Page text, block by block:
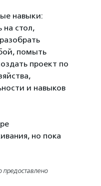
навыки:
на стол,
помыть
проект по
и навыков
но пока